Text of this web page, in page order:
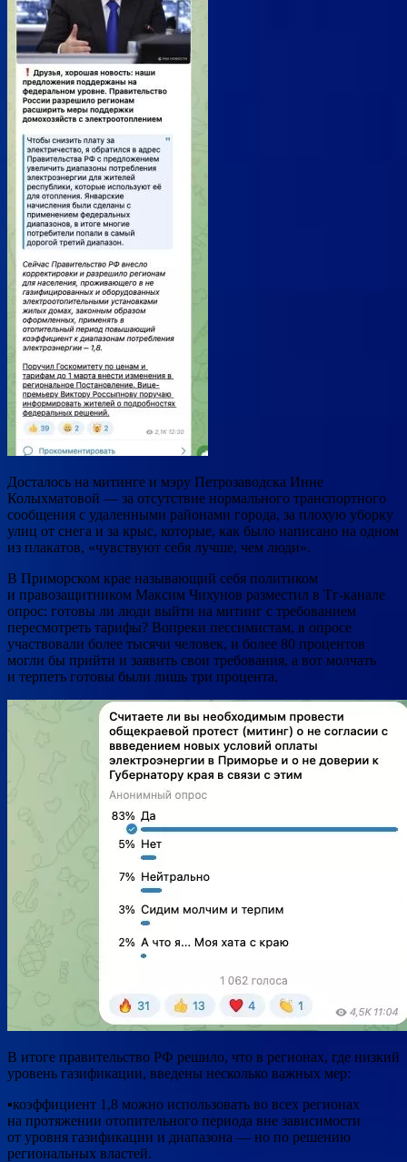
Досталось на митинге и мэру Петрозаводска Инне
Колыхматовой — за отсутствие нормального транспортного
сообщения с удаленными районами города, за плохую уборку
улиц от снега и за крыс, которые, как было написано на одном
из плакатов, «чувствуют себя лучше, чем люди».
В Приморском крае называющий себя политиком
и правозащитником Максим Чихунов разместил в Тг-канале
опрос: готовы ли люди выйти на митинг с требованием
пересмотреть тарифы? Вопреки пессимистам, в опросе
участвовали более тысячи человек, и более 80 процентов
могли бы прийти и заявить свои требования, а вот молчать
и терпеть готовы были лишь три процента.
В итоге правительство РФ решило, что в регионах, где низкий
уровень газификации, введены несколько важных мер:
▪️коэффициент 1,8 можно использовать во всех регионах
на протяжении отопительного периода вне зависимости
от уровня газификации и диапазона — но по решению
региональных властей.